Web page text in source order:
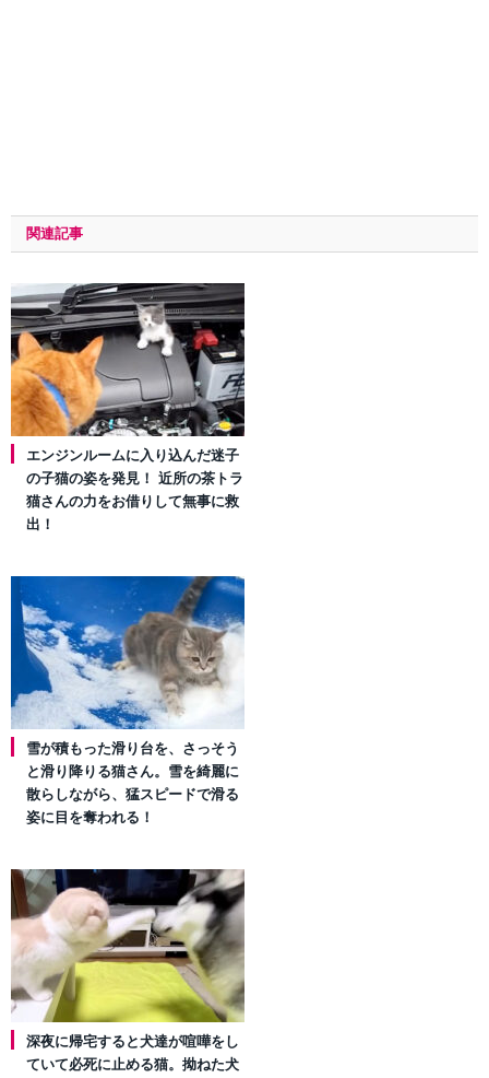
関連記事
エンジンルームに入り込んだ迷子
の子猫の姿を発見！ 近所の茶トラ
猫さんの力をお借りして無事に救
出！
雪が積もった滑り台を、さっそう
と滑り降りる猫さん。雪を綺麗に
散らしながら、猛スピードで滑る
姿に目を奪われる！
深夜に帰宅すると犬達が喧嘩をし
ていて必死に止める猫。拗ねた犬